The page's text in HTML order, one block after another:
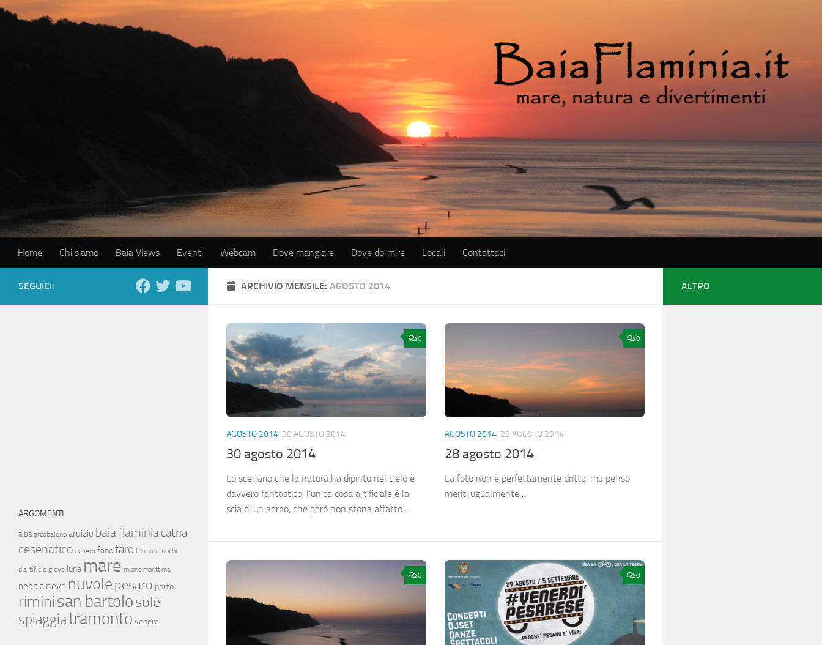
Salta al contenuto
Home Chi siamo Baia Views Eventi Webcam Dove mangiare Dove dormire Locali Contattaci
ARCHIVIO MENSILE: AGOSTO 2014
0
AGOSTO 2014 30 AGOSTO 2014
30 agosto 2014
Lo scenario che la natura ha dipinto nel cielo è
davvero fantastico, l’unica cosa artificiale è la
scia di un aereo, che però non stona affatto…
0
AGOSTO 2014 28 AGOSTO 2014
28 agosto 2014
La foto non è perfettamente dritta, ma penso
meriti ugualmente…
0 0
SEGUICI:
ARGOMENTI
alba arcobaleno ardizio baia flaminia catria
cesenatico conero fanofaro fulmini fuochi
d'artificio giove luna mare milano marittima
nebbia neve nuvolepesaro porto
riminisan bartolosole
spiaggiatramonto venere
ALTRO